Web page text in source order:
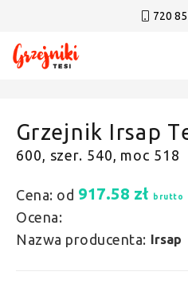
720
Grzejnik Irsap
600, szer. 540, moc 518
Cena: od 917.58 zł brutto
Ocena:
Nazwa producenta: Irsap